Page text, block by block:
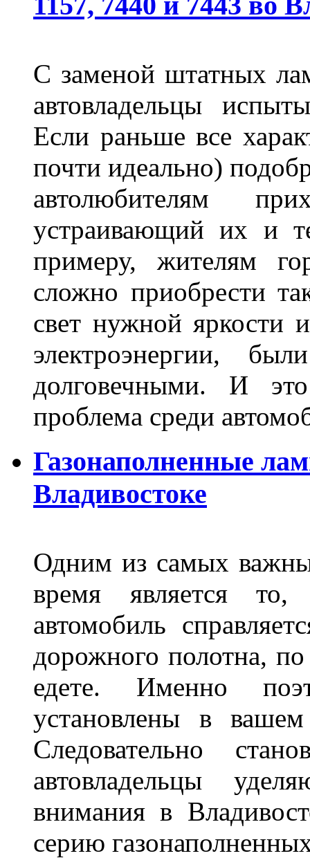
С заменой штатных
автовладельцы
Если раньше все
почти идеально)
автолюбителям
устраивающий их и
примеру, жителям
сложно приобрести
свет нужной яркости
электроэнергии,
долговечными. И
проблема среди
Газонаполненные
Владивостоке
Одним из самых
время является то,
автомобиль
дорожного полотна,
едете. Именно
установлены в
Следовательно
автовладельцы
внимания в
серию